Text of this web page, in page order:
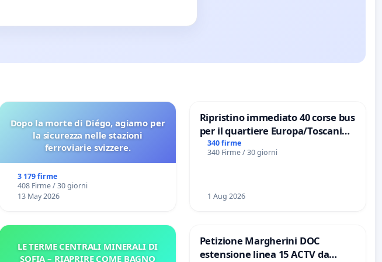
Dopo la morte di Diégo, agiamo per
la sicurezza nelle stazioni
ferroviarie svizzere.
3 179 firme
408 Firme / 30 giorni
13 May 2026
Ripristino immediato 40 corse bus
per il quartiere Europa/Toscanini
di Aprilia
340 firme
340 Firme / 30 giorni
1 Aug 2026
LE TERME CENTRALI MINERALI DI
SOFIA – RIAPRIRE COME BAGNO
Petizione Margherini DOC
estensione linea 15 ACTV da